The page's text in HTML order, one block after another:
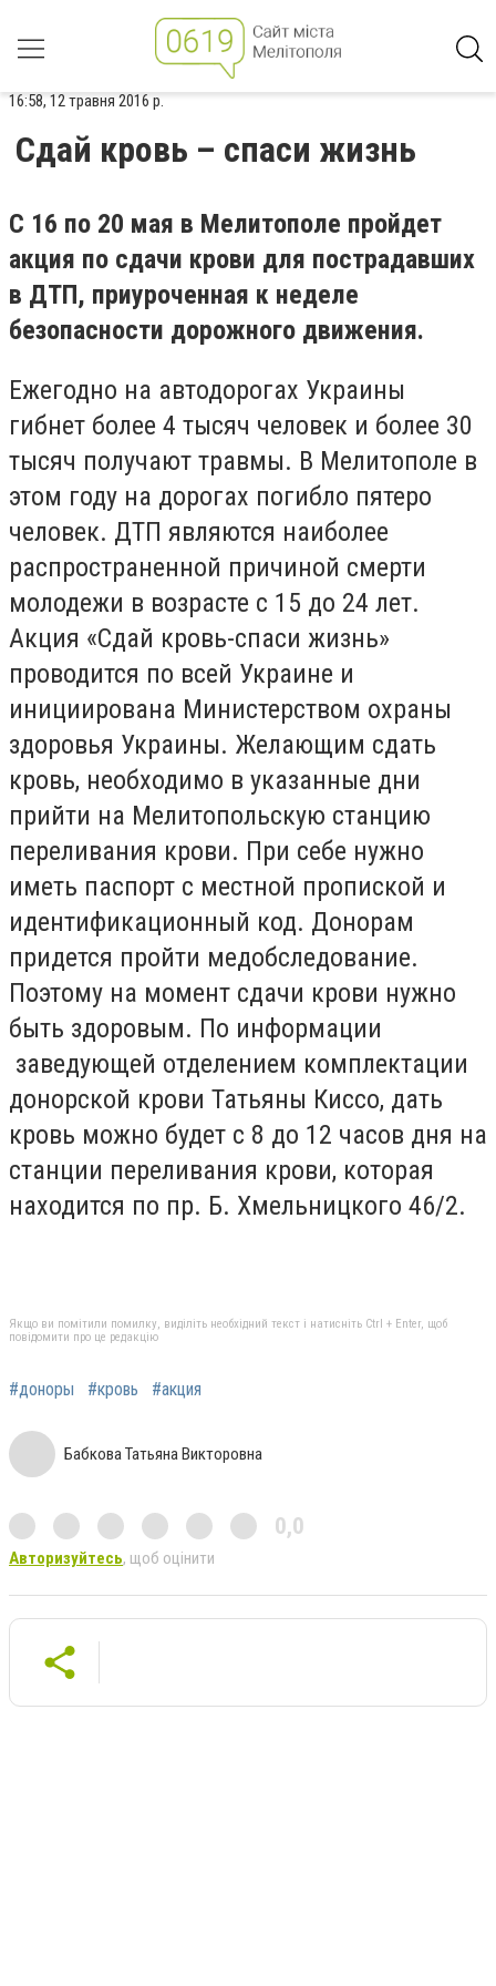
16:58, 12 травня 2016 р.
Сдай кровь – спаси жизнь
С 16 по 20 мая в Мелитополе пройдет
акция по сдачи крови для пострадавших
в ДТП, приуроченная к неделе
безопасности дорожного движения.
Ежегодно на автодорогах Украины
гибнет более 4 тысяч человек и более 30
тысяч получают травмы. В Мелитополе в
этом году на дорогах погибло пятеро
человек. ДТП являются наиболее
распространенной причиной смерти
молодежи в возрасте с 15 до 24 лет.
Акция «Сдай кровь-спаси жизнь»
проводится по всей Украине и
инициирована Министерством охраны
здоровья Украины. Желающим сдать
кровь, необходимо в указанные дни
прийти на Мелитопольскую станцию
переливания крови. При себе нужно
иметь паспорт с местной пропиской и
идентификационный код. Донорам
придется пройти медобследование.
Поэтому на момент сдачи крови нужно
быть здоровым. По информации
заведующей отделением комплектации
донорской крови Татьяны Киссо, дать
кровь можно будет с 8 до 12 часов дня на
станции переливания крови, которая
находится по пр. Б. Хмельницкого 46/2.
Якщо ви помітили помилку, виділіть необхідний текст і натисніть Ctrl + Enter, щоб
повідомити про це редакцію
#доноры #кровь #акция
Бабкова Татьяна Викторовна
0,0
Авторизуйтесь, щоб оцінити